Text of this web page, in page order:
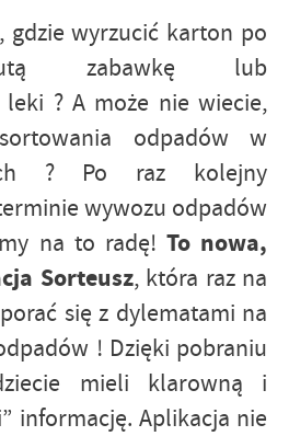
gdzie wyrzucić karton po
zabawkę lub
? A może nie wiecie,
odpadów w
? Po raz kolejny
wywozu odpadów
na to radę! To nowa,
Sorteusz, która raz na
się z dylematami na
! Dzięki pobraniu
mieli klarowną i
informację. Aplikacja nie
ofert, komunikatów mediów